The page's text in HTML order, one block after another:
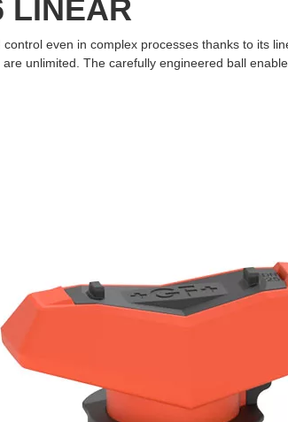
LINEAR
even in complex processes thanks to its
unlimited. The carefully engineered ball